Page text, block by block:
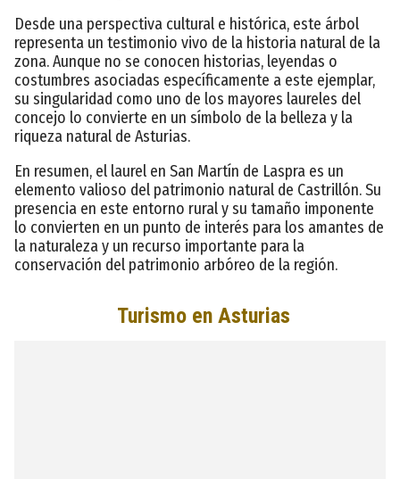
Desde una perspectiva cultural e histórica, este árbol
representa un testimonio vivo de la historia natural de la
zona. Aunque no se conocen historias, leyendas o
costumbres asociadas específicamente a este ejemplar,
su singularidad como uno de los mayores laureles del
concejo lo convierte en un símbolo de la belleza y la
riqueza natural de Asturias.
En resumen, el laurel en San Martín de Laspra es un
elemento valioso del patrimonio natural de Castrillón. Su
presencia en este entorno rural y su tamaño imponente
lo convierten en un punto de interés para los amantes de
la naturaleza y un recurso importante para la
conservación del patrimonio arbóreo de la región.